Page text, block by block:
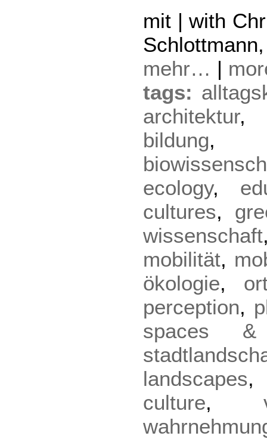
mit | with
mehr… |
tags:
architektur
bildung
ecology,
cultures,
wissenschaft
mobilität,
ökologie,
perception,
spaces &
landscapes,
culture,